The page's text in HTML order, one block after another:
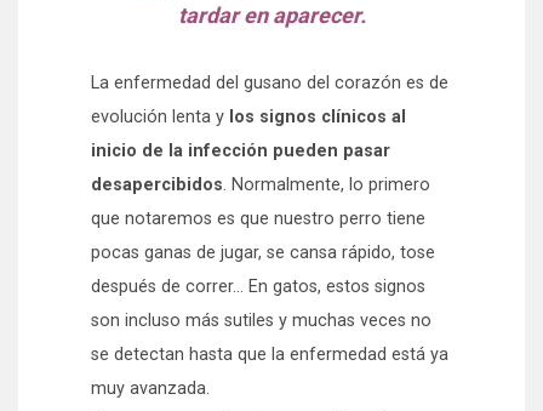
tardar en aparecer.
La enfermedad del gusano del corazón es de
evolución lenta y los signos clínicos al
inicio de la infección pueden pasar
desapercibidos. Normalmente, lo primero
que notaremos es que nuestro perro tiene
pocas ganas de jugar, se cansa rápido, tose
después de correr… En gatos, estos signos
son incluso más sutiles y muchas veces no
se detectan hasta que la enfermedad está ya
muy avanzada.